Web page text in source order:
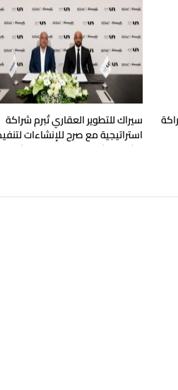
سيراك للتطوير العقاري تُبرم شراكة
استراتيجية مع صرح للإنشاءات
مشروع "شماسي" بالساحل الشمالي